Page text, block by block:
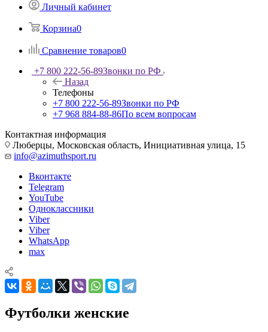
Личный кабинет
Корзина0
Сравнение товаров0
+7 800 222-56-89Звонки по РФ
Назад
Телефоны
+7 800 222-56-89Звонки по РФ
+7 968 884-88-86По всем вопросам
Контактная информация
Люберцы, Московская область, Инициативная улица, 15
info@azimuthsport.ru
Вконтакте
Telegram
YouTube
Одноклассники
Viber
Viber
WhatsApp
max
Футболки женские